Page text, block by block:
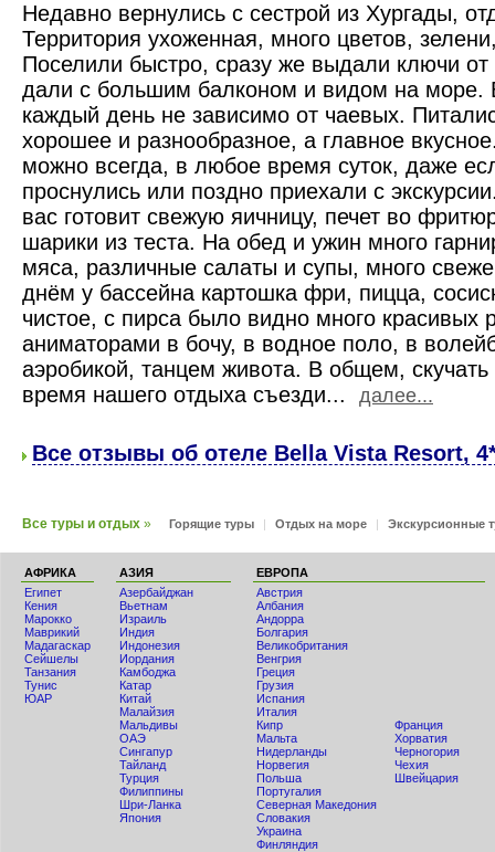
Недавно вернулись с сестрой из Хургады,
Территория ухоженная, много цветов,
Поселили быстро, сразу же выдали ключи
дали с большим балконом и видом на море.
каждый день не зависимо от чаевых.
хорошее и разнообразное, а главное
можно всегда, в любое время суток, даже
проснулись или поздно приехали с
вас готовит свежую яичницу, печет во
шарики из теста. На обед и ужин много
мяса, различные салаты и супы, много
днём у бассейна картошка фри, пицца,
чистое, с пирса было видно много красивых
аниматорами в бочу, в водное поло, в
аэробикой, танцем живота. В общем,
время нашего отдыха съезди... далее...
Все отзывы об отеле Bella Vista Resort,
Все туры и отдых » Горящие туры | Отдых на море | Экскурсионные
АФРИКА
Египет
Кения
Мaрокко
Маврикий
Мадагаскар
Сейшелы
Танзания
Тунис
ЮАР
АЗИЯ
Азербайджан
Вьетнам
Израиль
Индия
Индонезия
Иордания
Камбоджа
Катар
Китай
Малайзия
Мальдивы
ОАЭ
Сингапур
Тайланд
Турция
Филиппины
Шри-Ланка
Япония
ЕВРОПА
Австрия
Албания
Андорра
Болгария
Великобритания
Венгрия
Греция
Грузия
Испания
Италия
Кипр
Мальта
Нидерланды
Норвегия
Польша
Португалия
Северная Македония
Словакия
Украина
Финляндия
Франция
Хорватия
Черногория
Чехия
Швейцария